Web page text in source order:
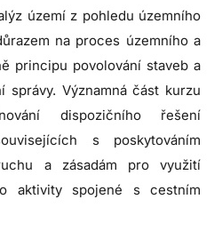
území z pohledu územního
na proces územního a
principu povolování staveb a
správy. Významná část kurzu
dispozičního řešení
s poskytováním
a zásadám pro využití
aktivity spojené s cestním